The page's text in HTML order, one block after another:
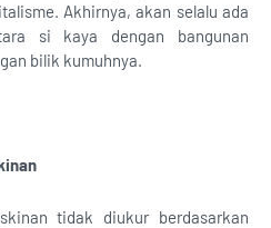
Akhirnya, akan selalu ada
si kaya dengan bangunan
bilik kumuhnya.
tidak diukur berdasarkan